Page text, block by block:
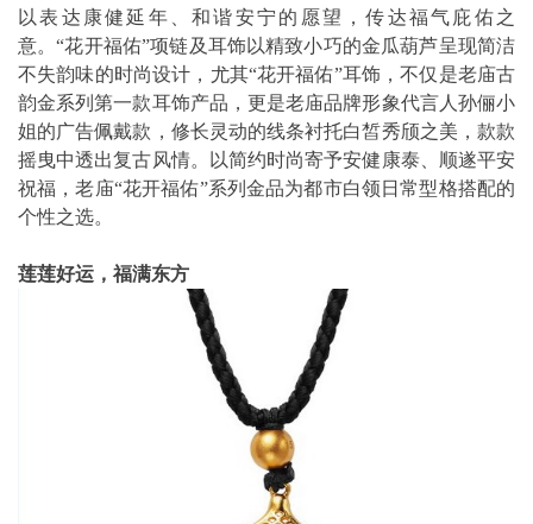
以表达康健延年、和谐安宁的愿望，传达福气庇佑之
意。“花开福佑”项链及耳饰以精致小巧的金瓜葫芦呈现简洁
不失韵味的时尚设计，尤其“花开福佑”耳饰，不仅是老庙古
韵金系列第一款耳饰产品，更是老庙品牌形象代言人孙俪小
姐的广告佩戴款，修长灵动的线条衬托白皙秀颀之美，款款
摇曳中透出复古风情。以简约时尚寄予安健康泰、顺遂平安
祝福，老庙“花开福佑”系列金品为都市白领日常型格搭配的
个性之选。
莲莲好运，福满东方